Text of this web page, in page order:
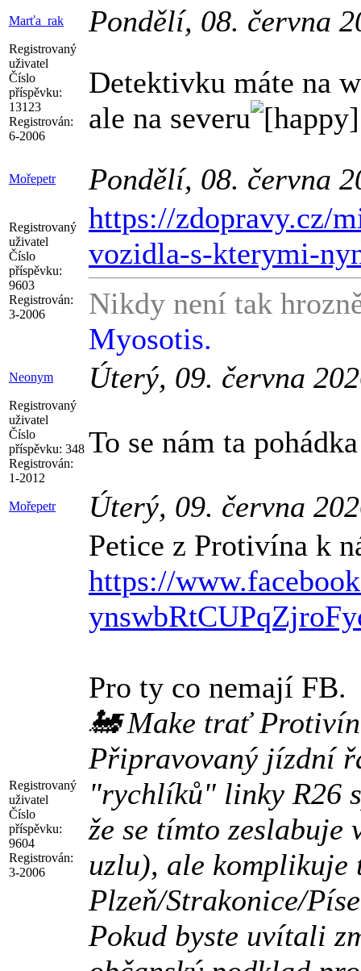
Marťa_rak Pondělí, 08. června
Registrovaný
uživatel
Číslo
příspěvku:
13123
Registrován:
6-2006
Detektivku máte na
ale na severu
Mořepetr Pondělí, 08. června
Registrovaný
uživatel
Číslo
příspěvku:
9603
Registrován:
3-2006
https://zdopravy.cz/
vozidla-s-kterymi-
Nikdy není tak
Myosotis.
Neonym Úterý, 09. června
Registrovaný
uživatel
Číslo
příspěvku: 348
Registrován:
1-2012
To se nám ta
Mořepetr Úterý, 09. června
Registrovaný
uživatel
Číslo
příspěvku:
9604
Registrován:
3-2006
Petice z Protivína k
https://
Pro ty co nemají FB.
🚂 Make trať
Připravovaný jízdní
"rychlíků" linky R26
že se tímto
uzlu), ale komplikuje
Plzeň/Strakonice/
Pokud byste uvítali